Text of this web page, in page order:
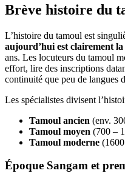
Brève histoire du
L’histoire du tamoul est
aujourd’hui est clairement la
ans. Les locuteurs du tamoul
effort, lire des inscriptions
continuité que peu de langues
Les spécialistes divisent
Tamoul ancien (env.
Tamoul moyen (700 –
Tamoul moderne
Époque Sangam et